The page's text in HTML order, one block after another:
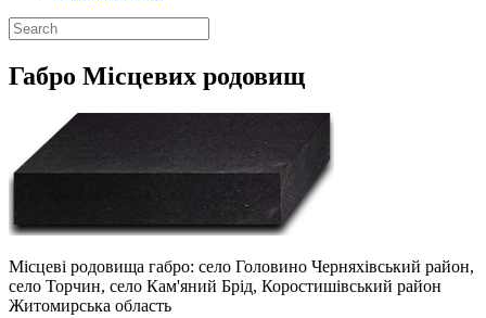
Габро Місцевих родовищ
Місцеві родовища габро: село Головино Черняхівський район,
село Торчин, село Кам'яний Брід, Коростишівський район
Житомирська область